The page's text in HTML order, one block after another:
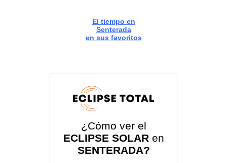
El tiempo en
Senterada
en sus favoritos
¿Cómo ver el
ECLIPSE SOLAR en
SENTERADA?